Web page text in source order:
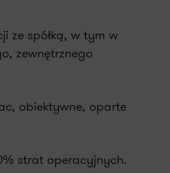
ze spółką, w tym w
zewnętrznego
obiektywne, oparte
strat operacyjnych.